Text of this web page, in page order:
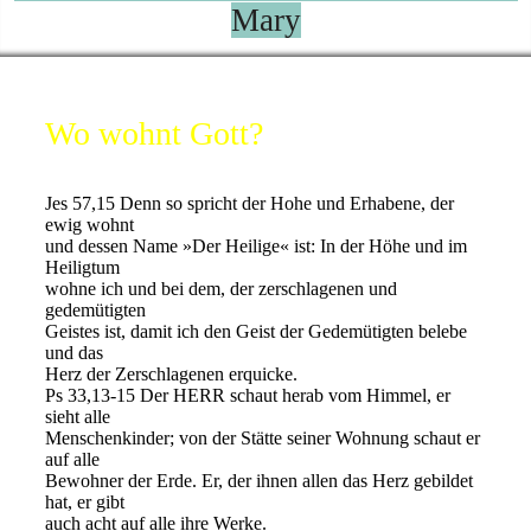
Mary
Wo wohnt Gott?
Jes 57,15 Denn so spricht der Hohe und Erhabene, der
ewig wohnt
und dessen Name »Der Heilige« ist: In der Höhe und im
Heiligtum
wohne ich und bei dem, der zerschlagenen und
gedemütigten
Geistes ist, damit ich den Geist der Gedemütigten belebe
und das
Herz der Zerschlagenen erquicke.
Ps 33,13-15 Der HERR schaut herab vom Himmel, er
sieht alle
Menschenkinder; von der Stätte seiner Wohnung schaut er
auf alle
Bewohner der Erde. Er, der ihnen allen das Herz gebildet
hat, er gibt
auch acht auf alle ihre Werke.